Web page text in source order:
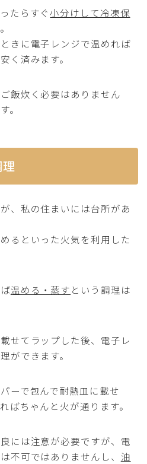
たらすぐ小分けして冷凍保
きに電子レンジで温めれば
く済みます。
飯炊く必要はありません
。
、私の住まいには台所があ
るといった火気を利用した
温める・蒸す という調理は
せてラップした後、電子レ
ができます。
ーで包んで耐熱皿に載せ
ばちゃんと火が通ります。
には注意が必要ですが、電
不可ではありませんし、 油